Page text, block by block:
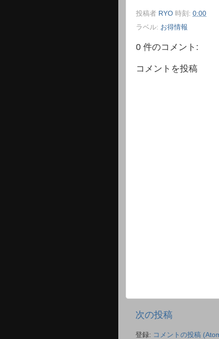
投稿者 RYO 時刻: 0:00
ラベル: お得情報
0 件のコメント:
コメントを投稿
次の投稿
登録: コメントの投稿